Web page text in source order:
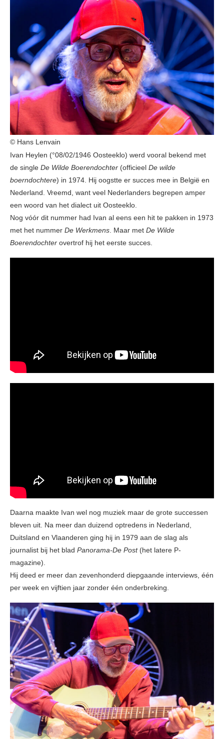
© Hans Lenvain
Ivan Heylen (°08/02/1946 Oosteeklo) werd vooral bekend met
de single De Wilde Boerendochter (officieel De wilde
boerndochtere) in 1974. Hij oogstte er succes mee in België en
Nederland. Vreemd, want veel Nederlanders begrepen amper
een woord van het dialect uit Oosteeklo.
Nog vóór dit nummer had Ivan al eens een hit te pakken in 1973
met het nummer De Werkmens. Maar met De Wilde
Boerendochter overtrof hij het eerste succes.
Daarna maakte Ivan wel nog muziek maar de grote successen
bleven uit. Na meer dan duizend optredens in Nederland,
Duitsland en Vlaanderen ging hij in 1979 aan de slag als
journalist bij het blad Panorama-De Post(het latere P-
magazine).
Hij deed er meer dan zevenhonderd diepgaande interviews, één
per week en vijftien jaar zonder één onderbreking.